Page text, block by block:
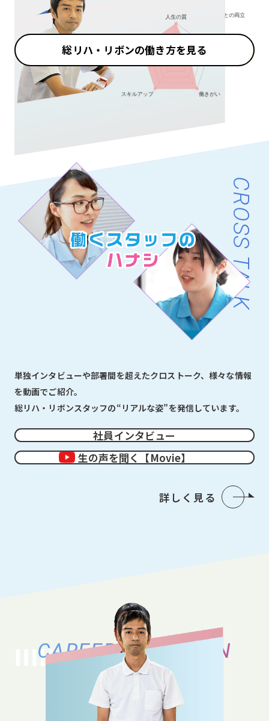
総リハ・リボンの働き方を見る
CROSS TALK
単独インタビューや部署間を超えたクロストーク、様々な情報
を動画でご紹介。
総リハ・リボンスタッフの“リアルな姿”を発信しています。
社員インタビュー
生の声を聞く【Movie】
詳しく見る
CAREER VARIATION
キャリアバリエーション
それぞれのキャリアの築き方、働き方の
バリエーションをご紹介いたします。